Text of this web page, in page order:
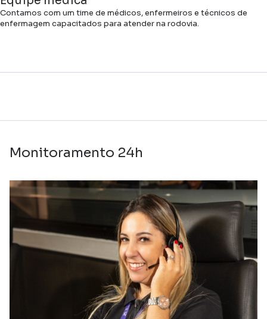
Contamos com um time de médicos, enfermeiros e técnicos de
enfermagem capacitados para atender na rodovia.
Monitoramento 24h